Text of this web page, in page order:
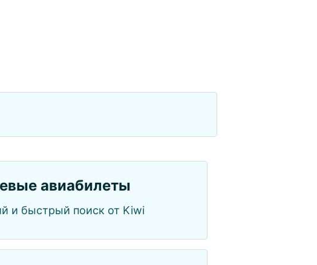
авиабилеты
и быстрый поиск от Kiwi